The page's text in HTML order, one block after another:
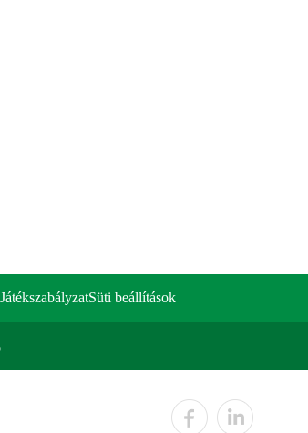
JátékszabályzatSüti beállítások